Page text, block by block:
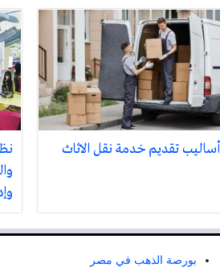
أساليب تقديم خدمة نقل الاثاث
بورصة الذهب في مصر